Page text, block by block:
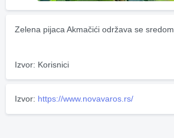
Zelena pijaca Akmačići održava se
Izvor: Korisnici
Izvor: https://www.novavaros.rs/